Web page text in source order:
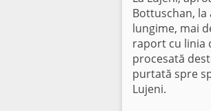
Bottuschan,
lungime, mai
raport cu linia
procesată
purtată spre
Lujeni.